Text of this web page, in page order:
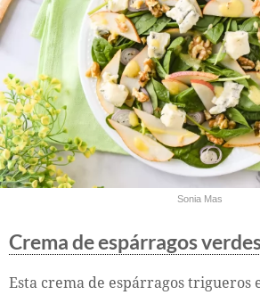
Sonia Mas
Crema de espárragos
Esta crema de espárragos trigueros